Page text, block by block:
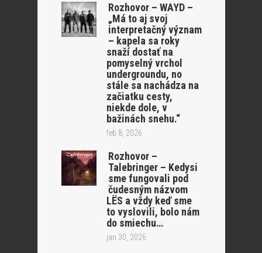
Rozhovor – WAYD –
„Má to aj svoj
interpretačný význam
– kapela sa roky
snaží dostať na
pomyselný vrchol
undergroundu, no
stále sa nachádza na
začiatku cesty,
niekde dole, v
bažinách snehu.“
feb 8, 2026
Rozhovor –
Talebringer – Kedysi
sme fungovali pod
čudesným názvom
LËS a vždy keď sme
to vyslovili, bolo nám
do smiechu…
jan 30, 2026